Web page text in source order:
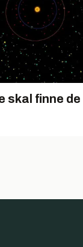
skal finne